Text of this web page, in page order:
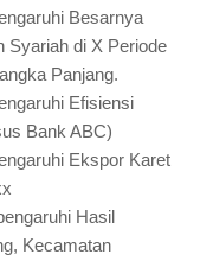
Besarnya
Syariah di X Periode
Panjang.
Efisiensi
Bank ABC)
Ekspor Karet
Hasil
Kecamatan